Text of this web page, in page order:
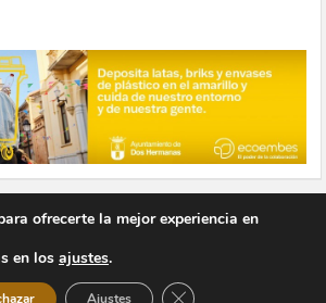
Periódico Digital
ofrecerte la mejor experiencia en
en los ajustes.
Ajustes Cerrar el banner de